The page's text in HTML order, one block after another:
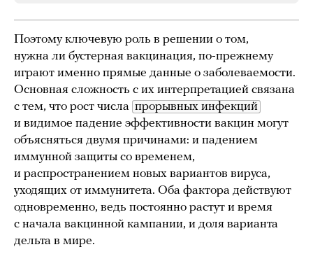
Поэтому ключевую роль в решении о том,
нужна ли бустерная вакцинация, по-прежнему
играют именно прямые данные о заболеваемости.
Основная сложность с их интерпретацией связана
с тем, что рост числа прорывных инфекций
и видимое падение эффективности вакцин могут
объясняться двумя причинами: и падением
иммунной защиты со временем,
и распространением новых вариантов вируса,
уходящих от иммунитета. Оба фактора действуют
одновременно, ведь постоянно растут и время
с начала вакцинной кампании, и доля варианта
дельта в мире.